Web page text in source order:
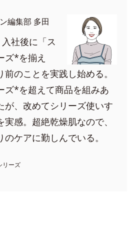
編集部 多田
社後に「ス
ズ*を揃え
のことを実践し始める。
ズ*を超えて商品を組みあ
が、改めてシリーズ使いす
感。超絶乾燥肌なので、
ケアに勤しんでいる。
リーズ